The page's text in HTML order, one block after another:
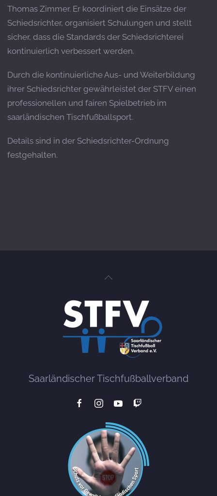
Thomas Zimmer. Er koordiniert die Einsätze der
Schiedsrichter, organisiert Schulungen und stellt
sicher, dass die Standards der Schiedsrichterei
kontinuierlich verbessert werden.
Durch die kontinuierliche Aus- und Weiterbildung
ihrer Schiedsrichter gewährleistet der STFV einen
professionellen und fairen Spielbetrieb im
saarländischen Tischfußballsport.
Details sind in der Schiedsrichter-Ordnung
festgehalten.
Saarländischer Tischfußballverband